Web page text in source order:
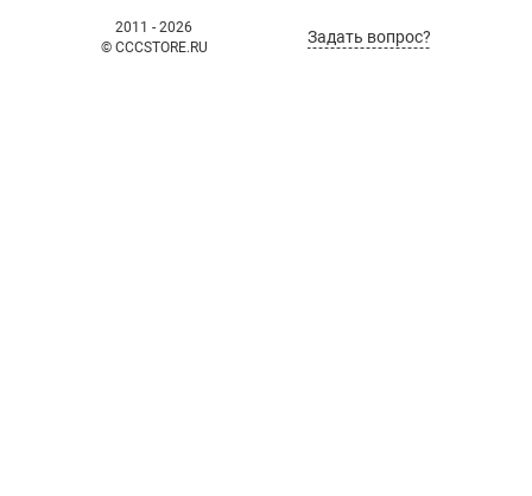
2011 - 2026
© CCCSTORE.RU
Задать вопрос?